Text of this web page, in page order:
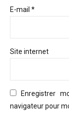
E-mail *
Site internet
Enregistrer
navigateur pour